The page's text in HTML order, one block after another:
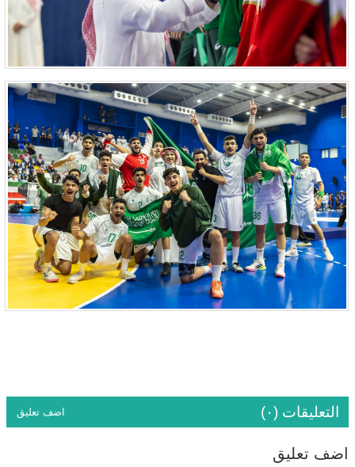
التعليقات (٠) اضف تعليق
اضف تعليق